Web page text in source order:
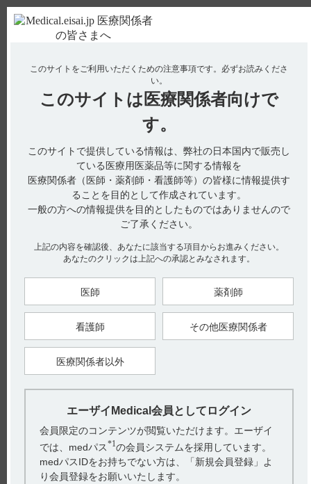
使用期限検索 Drug Information
No : 13085
【フィコンパ錠・細粒】 脳内への移行性につい
て、教えてください。
【フィコンパ錠・細粒】
脳内への移行性について、教えてください。
※非臨床試験におけるぺランパネルの脳内移行性を評価してい
るものであり、ヒトでも同様の脳内移行性を示すものではな
い。
※脳内移行性がフィコンパの有効性を直接的に示すものではな
インタビューフォームには、血液－脳関門の通過性に関して以
下の記載があります。
血液－脳関門通過性（引用1）
＜参考：ラット＞
雄白色ラットに14C-ペランパネル（1mg／kg）を経口投与後、3
週間にわたり血液及び組織試料を採取し、放射能濃度を測定し
では140±29ng eq.／g であった。また、投与1時間後の血漿中放
製品情報概要には、血漿中濃度推移と脳内移行に関して以下の
ペランパネルの中枢神経系への浸透性を評価するために、雄マ
ウスおよびラットにおいて脳／血漿濃度比を評価した。
脳内における比率は、マウスおよびラットでそれぞれ1.06およ
び1.14であった。さらに、マウスの脳脊髄液（CSF）濃度と非
結合血漿濃度比は1.14 であった。（引用4）
このサイトをご利用いただくための注意事項です。 必ずお読みくださ
い。
このサイトは 医療関係者向けで
す。
このサイトで提供している情報は、弊社の日本国内で販売し
ている医療用医薬品等に関する情報を
医療関係者（医師・薬剤師・看護師等）の皆様に情報提供す
ることを目的として作成されています。
一般の方への情報提供を目的としたものではありませんので
ご了承ください。
上記の内容を確認後、あなたに該当する項目からお進みください。
あなたのクリックは上記への承認とみなされます。
医師 薬剤師
看護師 その他医療関係者
医療関係者以外
エーザイMedical会員としてログイン
会員限定のコンテンツが閲覧いただけます。エーザイ
では、medパス*1の会員システムを採用しています。
medパスIDをお持ちでない方は、「新規会員登録」よ
り会員登録をお願いいたします。